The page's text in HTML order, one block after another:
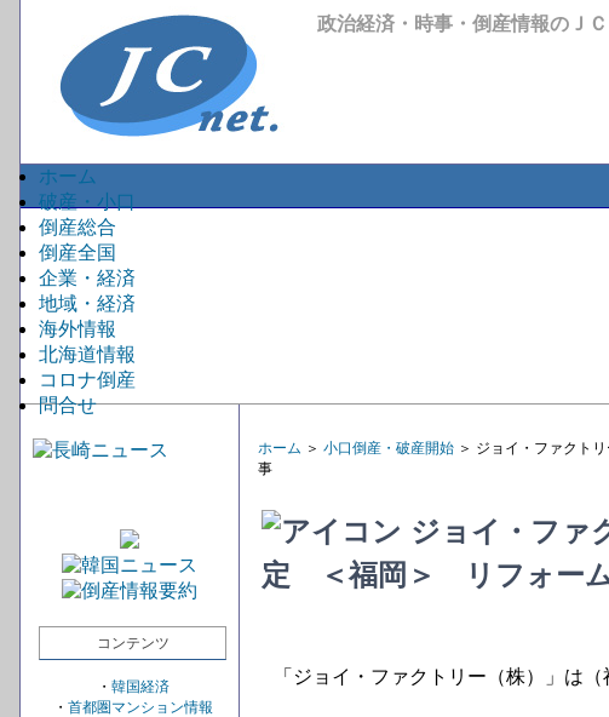
政治経済・時事・倒産情報のＪ
ホーム
破産・小口
倒産総合
倒産全国
企業・経済
地域・経済
海外情報
北海道情報
コロナ倒産
問合せ
コンテンツ
・ 韓国経済
・ 首都圏マンション情報
ホーム ＞ 小口倒産・破産開始 ＞ ジョイ・ファクト
事
ジョイ・ファ
定 ＜福岡＞ リフォー
「ジョイ・ファクトリー（株）」は